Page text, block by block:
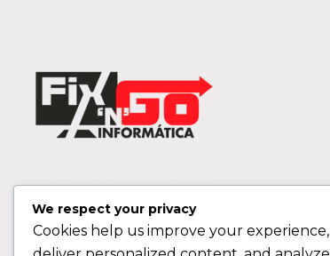
We respect your privacy
Cookies help us improve your experience,